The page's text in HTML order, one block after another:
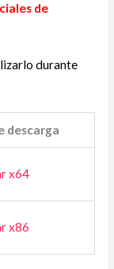
de
durante
descarga
x64
x86